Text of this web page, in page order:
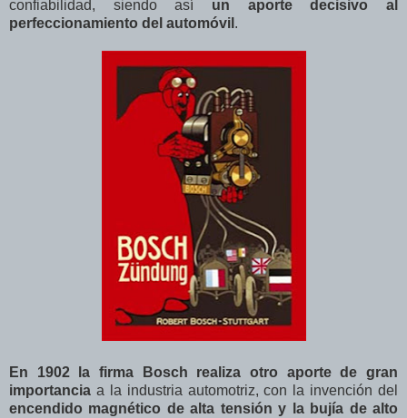
confiabilidad, siendo así un aporte decisivo al
perfeccionamiento del automóvil .
En 1902 la firma Bosch realiza otro aporte de gran
importancia a la industria automotriz, con la invención del
encendido magnético de alta tensión y la bujía de alto